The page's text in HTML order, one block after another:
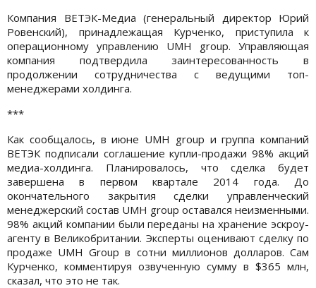
Компания ВЕТЭК-Медиа (генеральный директор Юрий
Ровенский), принадлежащая Курченко, приступила к
операционному управлению UMH group. Управляющая
компания подтвердила заинтересованность в
продолжении сотрудничества с ведущими топ-
менеджерами холдинга.
***
Как сообщалось, в июне UMH group и группа компаний
ВЕТЭК подписали соглашение купли-продажи 98% акций
медиа-холдинга. Планировалось, что сделка будет
завершена в первом квартале 2014 года. До
окончательного закрытия сделки управленческий
менеджерский состав UMH group оставался неизменными.
98% акций компании были переданы на хранение эскроу-
агенту в Великобритании. Эксперты оценивают сделку по
продаже UMH Group в сотни миллионов долларов. Сам
Курченко, комментируя озвученную сумму в $365 млн,
сказал, что это не так.